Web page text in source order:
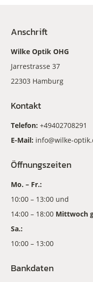
Anschrift
Wilke Optik OHG
Jarrestrasse 37
22303 Hamburg
Kontakt
Telefon:+49402708291
E-Mail: info@wilke-
Öffnungszeiten
Mo. – Fr.:
10:00 – 13:00 und
14:00 – 18:00 Mittwoch
Sa.:
10:00 – 13:00
Bankdaten